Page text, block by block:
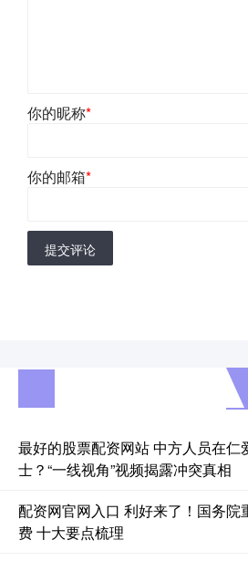
你的昵称*
你的邮箱*
提交评论
最好的股票配资网站 中方人员在仁
士？“一线视角”视频揭露冲突真相
配资网官网入口 利好来了！国务院
费 十大要点梳理